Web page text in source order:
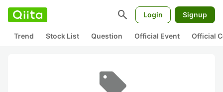
search Login Signup
Trend Stock List Question Official Event Official